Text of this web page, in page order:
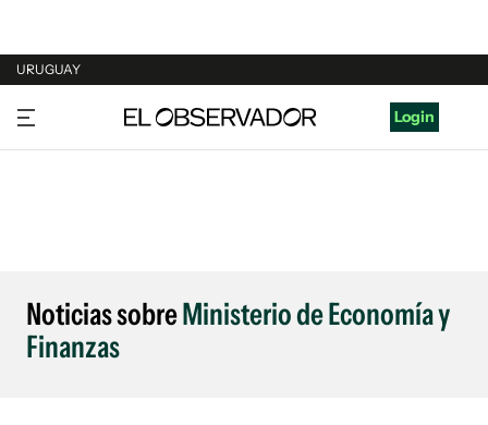
URUGUAY
URUGUAY
ARGENTINA
Login
Noticias sobreMinisterio de Economía y
Finanzas